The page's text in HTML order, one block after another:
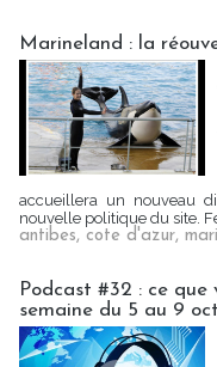
Marineland : la
accueillera un nouveau
nouvelle politique du site.
antibes, cote d'azur,
Podcast #32 : ce
semaine du 5 au 9